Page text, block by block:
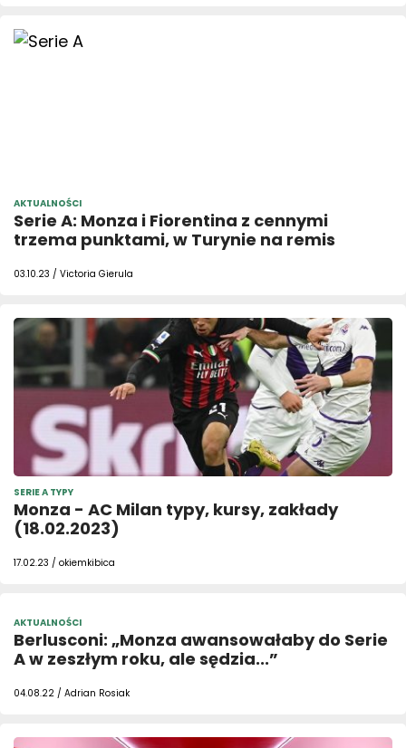
AKTUALNOŚCI
Serie A: Monza i Fiorentina z cennymi
trzema punktami, w Turynie na remis
03.10.23 / Victoria Gierula
SERIE A TYPY
Monza - AC Milan typy, kursy, zakłady
(18.02.2023)
17.02.23 / okiemkibica
AKTUALNOŚCI
Berlusconi: „Monza awansowałaby do Serie
A w zeszłym roku, ale sędzia...”
04.08.22 / Adrian Rosiak